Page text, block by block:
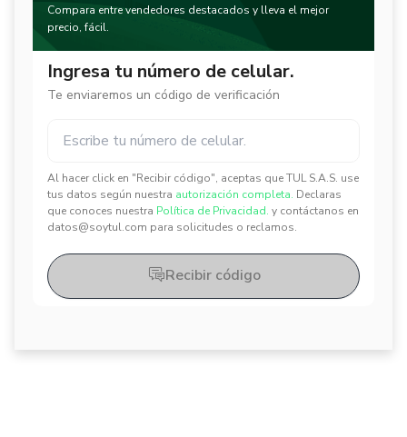
Compara entre vendedores destacados y lleva el mejor
precio, fácil.
Ingresa tu número de celular.
Te enviaremos un código de verificación
Al hacer click en "Recibir código", aceptas que TUL S.A.S. use
tus datos según nuestra autorización completa. Declaras
que conoces nuestra Política de Privacidad. y contáctanos en
datos@soytul.com para solicitudes o reclamos.
✕
✕
Recibir código